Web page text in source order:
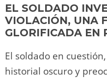
EL SOLDADO
VIOLACIÓN, UNA
GLORIFICADA EN
El soldado en
historial oscuro y